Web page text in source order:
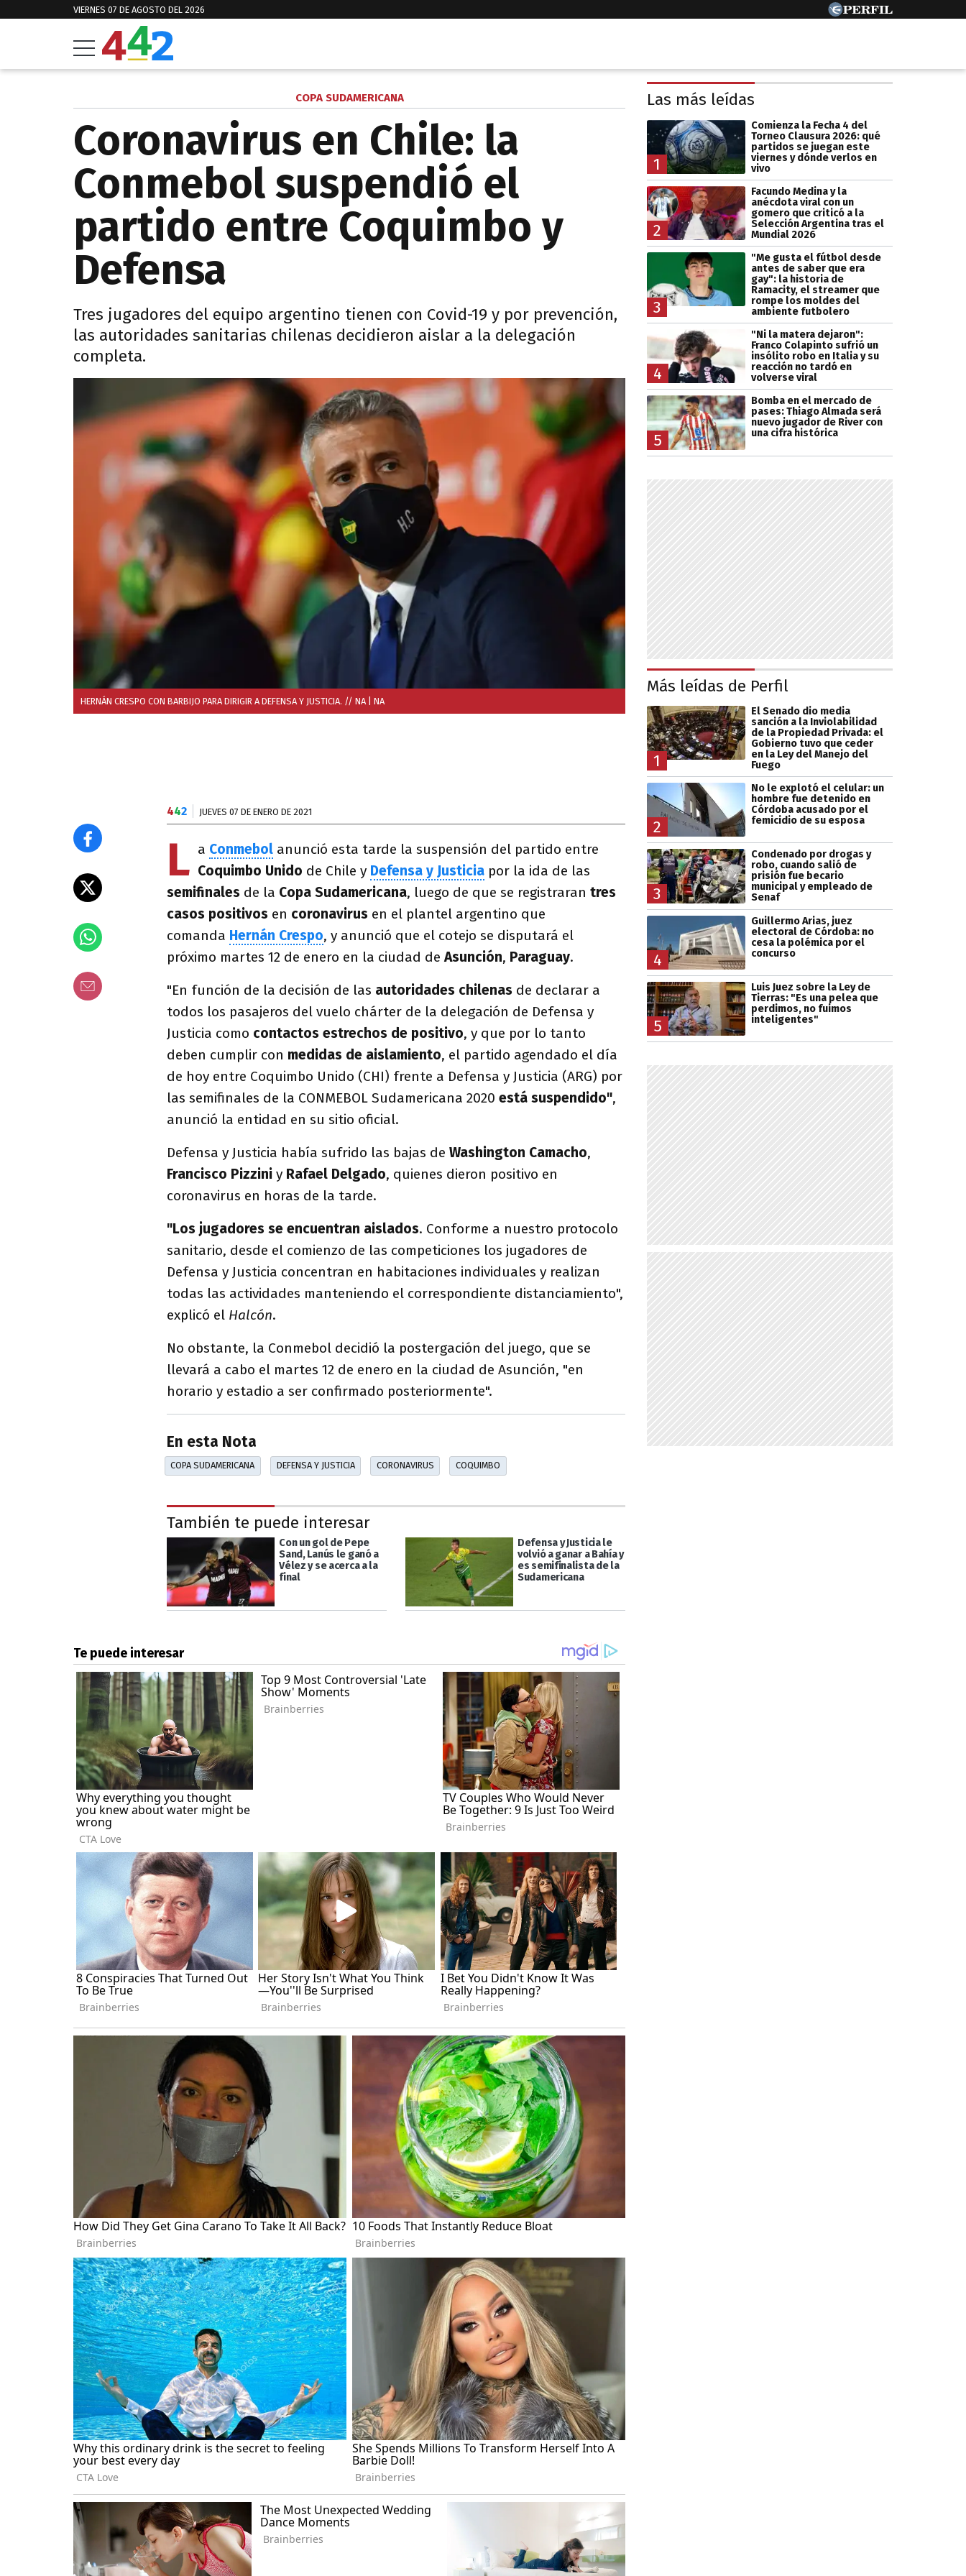
VIERNES 07 DE AGOSTO DEL 2026
COPA SUDAMERICANA
Coronavirus en Chile: la
Conmebol suspendió el
partido entre Coquimbo y
Defensa
Tres jugadores del equipo argentino tienen con Covid-19 y por prevención,
las autoridades sanitarias chilenas decidieron aislar a la delegación
completa.
HERNÁN CRESPO CON BARBIJO PARA DIRIGIR A DEFENSA Y JUSTICIA. // NA | NA
442 JUEVES 07 DE ENERO DE 2021
L a Conmebol anunció esta tarde la suspensión del partido entre
Coquimbo Unido de Chile y Defensa y Justicia por la ida de las
semifinales de la Copa Sudamericana, luego de que se registraran tres
casos positivos en coronavirus en el plantel argentino que
comanda Hernán Crespo, y anunció que el cotejo se disputará el
próximo martes 12 de enero en la ciudad deAsunción, Paraguay.
"En función de la decisión de las autoridades chilenas de declarar a
todos los pasajeros del vuelo chárter de la delegación de Defensa y
Justicia como contactos estrechos de positivo, y que por lo tanto
deben cumplir con medidas de aislamiento, el partido agendado el día
de hoy entre Coquimbo Unido (CHI) frente a Defensa y Justicia (ARG) por
las semifinales de la CONMEBOL Sudamericana 2020 está suspendido",
anunció la entidad en su sitio oficial.
Defensa y Justicia había sufrido las bajas de Washington Camacho,
Francisco Pizzini y Rafael Delgado, quienes dieron positivo en
coronavirus en horas de la tarde.
"Los jugadores se encuentran aislados. Conforme a nuestro protocolo
sanitario, desde el comienzo de las competiciones los jugadores de
Defensa y Justicia concentran en habitaciones individuales y realizan
todas las actividades manteniendo el correspondiente distanciamiento",
explicó el Halcón.
No obstante, la Conmebol decidió la postergación del juego, que se
llevará a cabo el martes 12 de enero en la ciudad de Asunción, "en
horario y estadio a ser confirmado posteriormente".
En esta Nota
COPA SUDAMERICANA DEFENSA Y JUSTICIA CORONAVIRUS COQUIMBO
También te puede interesar
Con un gol de Pepe
Sand, Lanús le ganó a
Vélez y se acerca a la
final
Defensa y Justicia le
volvió a ganar a Bahía y
es semifinalista de la
Sudamericana
Las más leídas
1
Comienza la Fecha 4 del
Torneo Clausura 2026: qué
partidos se juegan este
viernes y dónde verlos en
vivo
2
Facundo Medina y la
anécdota viral con un
gomero que criticó a la
Selección Argentina tras el
Mundial 2026
3
"Me gusta el fútbol desde
antes de saber que era
gay": la historia de
Ramacity, el streamer que
rompe los moldes del
ambiente futbolero
4
"Ni la matera dejaron":
Franco Colapinto sufrió un
insólito robo en Italia y su
reacción no tardó en
volverse viral
5
Bomba en el mercado de
pases: Thiago Almada será
nuevo jugador de River con
una cifra histórica
Más leídas de Perfil
1
El Senado dio media
sanción a la Inviolabilidad
de la Propiedad Privada: el
Gobierno tuvo que ceder
en la Ley del Manejo del
Fuego
2
No le explotó el celular: un
hombre fue detenido en
Córdoba acusado por el
femicidio de su esposa
3
Condenado por drogas y
robo, cuando salió de
prisión fue becario
municipal y empleado de
Senaf
4
Guillermo Arias, juez
electoral de Córdoba: no
cesa la polémica por el
concurso
5
Luis Juez sobre la Ley de
Tierras: "Es una pelea que
perdimos, no fuimos
inteligentes"